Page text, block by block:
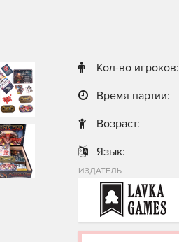
Кол-во игроков:
Время партии:
Возраст:
Язык:
ИЗДАТЕЛЬ